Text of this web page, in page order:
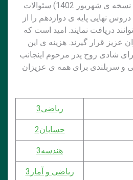
دریافت آخرین نسخه ی ( نسخه ی شهریور 1402) سئوالات
نهایی پایه ی دوازدهم را از
دریافت نمایند. امید است که
عزیز قرار گیرند. هزینه ی این
شادی روح پدر مرحوم اینجانب
سربلندی برای همه ی عزیزان
ریاضی3
حسابان2
هندسه3
ریاضی و آمار3